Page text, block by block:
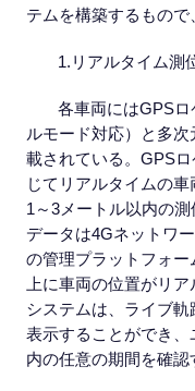
テムを構築するもので
1.リアルタイム測
各車両にはGPS
ルモード対応）と多
載されている。GPS
じてリアルタイムの車
1～3メートル以内の
データは4Gネットワ
の管理プラットフォー
上に車両の位置がリ
システムは、ライブ
表示することができ、
内の任意の期間を確